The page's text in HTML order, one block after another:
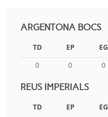
ARGENTONA BOCS
TD EP EG
0
0 0
REUS IMPERIALS
TD EP EG